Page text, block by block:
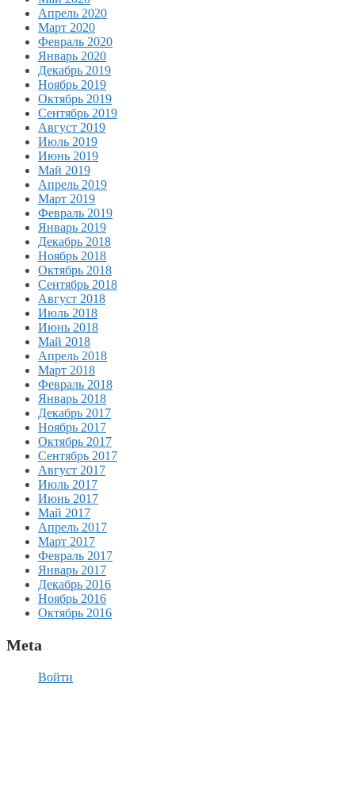
Апрель 2020
Март 2020
Февраль 2020
Январь 2020
Декабрь 2019
Ноябрь 2019
Октябрь 2019
Сентябрь 2019
Август 2019
Июль 2019
Июнь 2019
Май 2019
Апрель 2019
Март 2019
Февраль 2019
Январь 2019
Декабрь 2018
Ноябрь 2018
Октябрь 2018
Сентябрь 2018
Август 2018
Июль 2018
Июнь 2018
Май 2018
Апрель 2018
Март 2018
Февраль 2018
Январь 2018
Декабрь 2017
Ноябрь 2017
Октябрь 2017
Сентябрь 2017
Август 2017
Июль 2017
Июнь 2017
Май 2017
Апрель 2017
Март 2017
Февраль 2017
Январь 2017
Декабрь 2016
Ноябрь 2016
Октябрь 2016
Meta
Войти